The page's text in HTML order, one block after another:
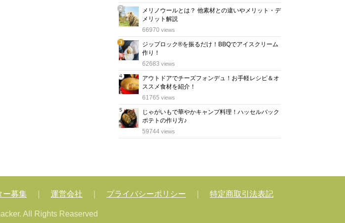
2
位
メリノウールとは？ 他素材との違いやメリット・デ
メリット解説
66970 views
3
位
ジップロック®を振るだけ！BBQでアイスクリーム
作り！
62683 views
4
位
アウトドアでチーズフォンデュ！お手軽レシピ＆オ
ススメ食材を紹介！
61765 views
5
位
じゃがいもで華やかキャンプ料理！ハッセルバック
ポテトの作り方♪
59744 views
ー募集 運営会社 プライバシーポリシー 特定商取引法表記
All Rights Reaserved